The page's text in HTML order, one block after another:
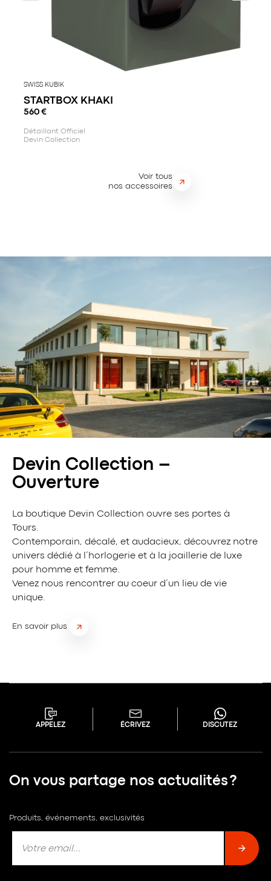
SWISS KUBIK
STARTBOX KHAKI
560 €
Détaillant Officiel
Devin Collection
Voir tous
nos accessoires
Devin Collection –
Ouverture
La boutique Devin Collection ouvre ses portes à
Tours.
Contemporain, décalé, et audacieux, découvrez notre
univers dédié à l’horlogerie et à la joaillerie de luxe
pour homme et femme.
Venez nous rencontrer au coeur d’un lieu de vie
unique.
En savoir plus
APPELEZ ÉCRIVEZ DISCUTEZ
On vous partage nos actualités ?
Produits, événements, exclusivités